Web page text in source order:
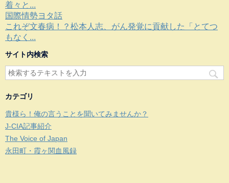
着々と...
国際情勢ヨタ話
これぞ文春病！？松本人志、がん発覚に貢献した「とてつ
もなく...
サイト内検索
カテゴリ
貴様ら！俺の言うことを聞いてみませんか？
J-CIA記事紹介
The Voice of Japan
永田町・霞ヶ関血風録